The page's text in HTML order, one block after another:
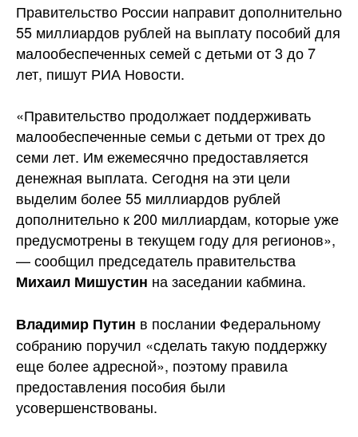
Правительство России направит дополнительно
55 миллиардов рублей на выплату пособий для
малообеспеченных семей с детьми от 3 до 7
лет, пишут РИА Новости.
«Правительство продолжает поддерживать
малообеспеченные семьи с детьми от трех до
семи лет. Им ежемесячно предоставляется
денежная выплата. Сегодня на эти цели
выделим более 55 миллиардов рублей
дополнительно к 200 миллиардам, которые уже
предусмотрены в текущем году для регионов»,
— сообщил председатель правительства
Михаил Мишустин на заседании кабмина.
Владимир Путин в послании Федеральному
собранию поручил «сделать такую поддержку
еще более адресной», поэтому правила
предоставления пособия были
усовершенствованы.